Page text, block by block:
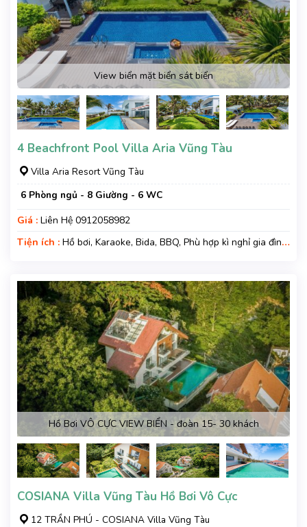
View biển mặt biển sát biển
4 Beachfront Pool Villa Aria Vũng Tàu
Villa Aria Resort Vũng Tàu
6 Phòng ngủ - 8 Giường - 6 WC
Giá : Liên Hệ 0912058982
Tiện ích : Hồ bơi, Karaoke, Bida, BBQ, Phù hợp kì nghỉ gia đình,
Hồ Bơi VÔ CỰC VIEW BIỂN - đoàn 15- 30 khách
COSIANA Villa Vũng Tàu Hồ Bơi Vô Cực
12 TRẦN PHÚ - COSIANA Villa Vũng Tàu